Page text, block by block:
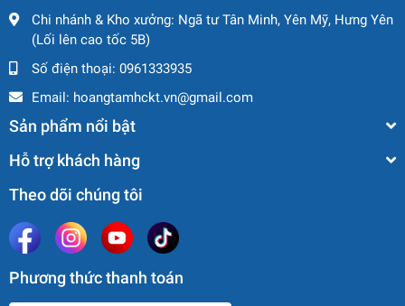
🔸 Hệ thống vận hành
▪ Điều khiển: Tỷ lệ (proportional control)
▪ Hệ dẫn động: Lái cầu trước
🔸 Hệ thống điện
Chi nhánh & Kho xưởng: Ngã tư Tân Minh, Yên Mỹ, Hưng Yên
(Lối lên cao tốc 5B)
Số điện thoại: 0961333935
Email: hoangtamhckt.vn@gmail.com
Sản phẩm nổi bật
Hỗ trợ khách hàng
Theo dõi chúng tôi
Phương thức thanh toán